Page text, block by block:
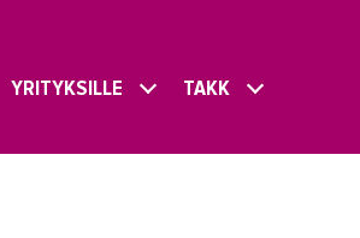
YRITYKSILLE TAKK